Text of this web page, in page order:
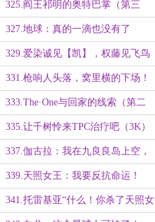
式”“啪！”
325.阎王祁明的奥特巴掌（第三
更）
327.地球：真的一滴也没有了
（3.3K）
329.爱染诚见【凯】，权藤见飞鸟
（五千字超大章）
331.枪响人头落，窝里横的下场！
333.The·One与回家的线索（第二
更）
335.让千树怜来TPC治疗吧（3K）
337.伽古拉：我在九良良岛上空，
这里一切正常
339.天照女王：我要反抗命运！
（第三更）
341.托雷基亚“什么！你杀了天照女